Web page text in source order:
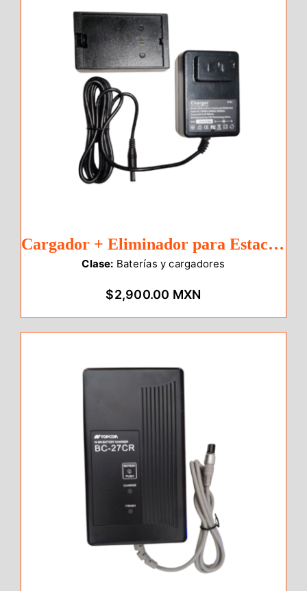
Cargador + Eliminador para Estacion Total eSurvey E3
Clase: Baterías y cargadores
$2,900.00 MXN